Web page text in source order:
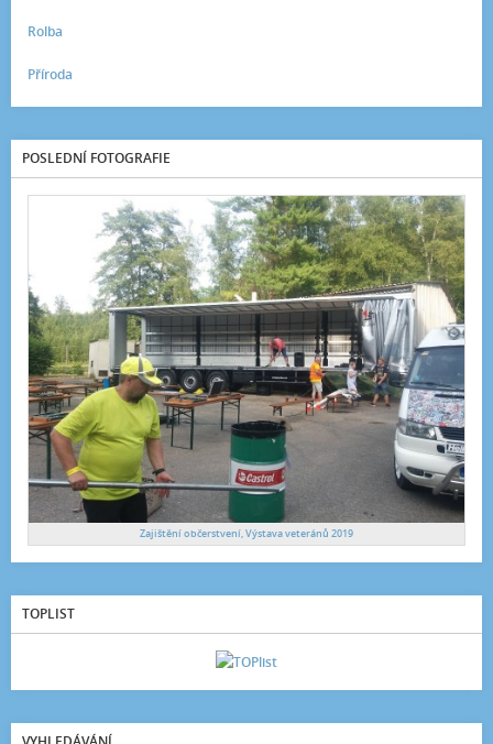
Rolba
Příroda
POSLEDNÍ FOTOGRAFIE
Zajištění občerstvení, Výstava veteránů 2019
TOPLIST